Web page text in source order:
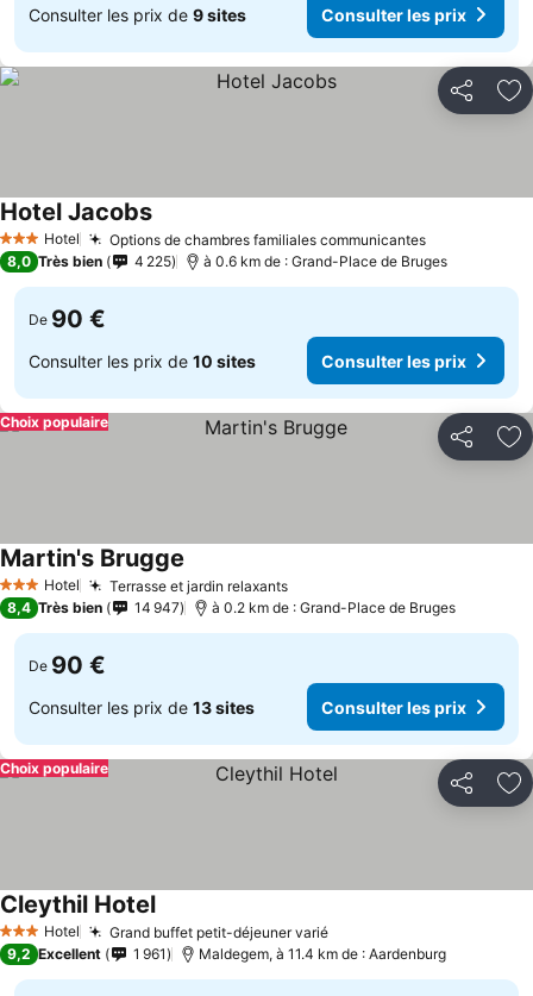
Consulter les prix de 9 sites Consulter les prix
Partager
3 ÉtoilesHotel Options de chambres familiales communicantes
Hotel Jacobs
8,0 Très bien 4 225 à 0.6 km de : Grand-Place de Bruges
De 90 €
Consulter les prix de 10 sites Consulter les prix
Partager
Choix populaire
3 ÉtoilesHotel Terrasse et jardin relaxants
Martin's Brugge
8,4 Très bien 14 947 à 0.2 km de : Grand-Place de Bruges
De 90 €
Consulter les prix de 13 sites Consulter les prix
Partager
Choix populaire
3 ÉtoilesHotel Grand buffet petit-déjeuner varié
Cleythil Hotel
9,2 Excellent 1 961 Maldegem, à 11.4 km de : Aardenburg